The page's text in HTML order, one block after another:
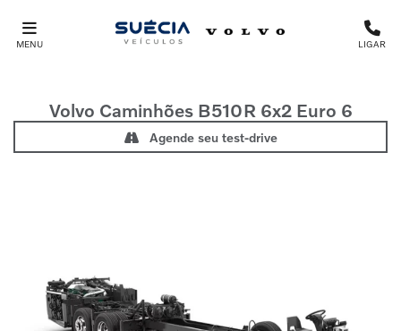
MENU LIGAR
Volvo CaminhõesB510R 6x2 Euro 6
Agende seu test-drive
Anterior